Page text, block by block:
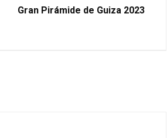
Gran Pirámide de Guiza 2023